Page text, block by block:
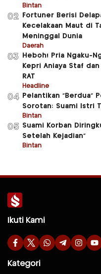
Bintan
02
Fortuner Berisi
Kecelakaan Maut di
Meninggal Dunia
Daerah
03
Heboh! Pria Ngaku-
Kepri Aniaya Staf
RAT
Headline
04
Pelantikan “Berdua”
Sorotan: Suami Istri
Bintan
05 Suami Korban
Setelah Kejadian”
Bintan
Ikuti Kami
Kategori